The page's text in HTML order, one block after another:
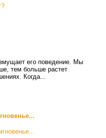
его поведение. Мы
тем больше растет
Когда...